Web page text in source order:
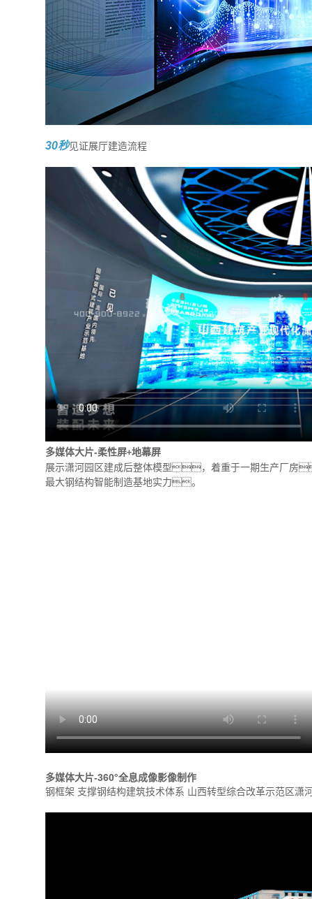
30秒见证展厅建造流程
多媒体大片-柔性屏+地幕屏
展示潇河园区建成后整体模型，着重于一期生产
最大钢结构智能制造基地实力。
多媒体大片-360°全息成像影像制作
钢框架 支撑钢结构建筑技术体系 山西转型综合改革示范区潇